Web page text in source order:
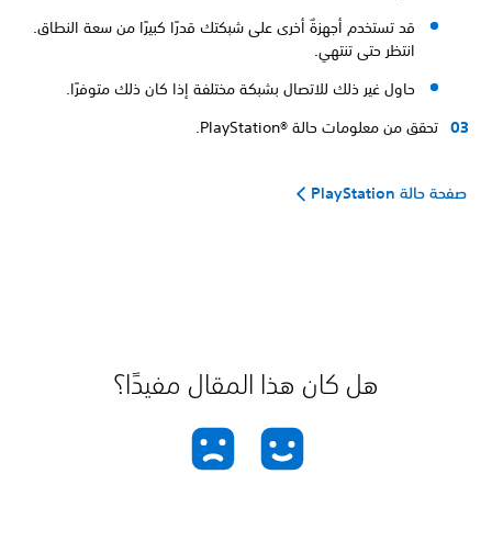
قد تستخدم أجهزةٌ أخرى على شبكتك قدرًا كبيرًا من سعة النطاق.
انتظر حتى تنتهي.
حاول غير ذلك للاتصال بشبكة مختلفة إذا كان ذلك متوفرًا.
تحقق من معلومات حالة PlayStation®‎.
صفحة حالة PlayStation
هل كان هذا المقال مفيدًا؟